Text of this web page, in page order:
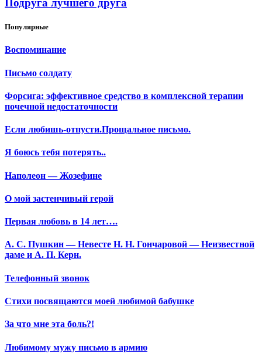
Подруга лучшего друга
Популярные
Воспоминание
Письмо солдату
Форсига: эффективное средство в комплексной терапии
почечной недостаточности
Если любишь-отпусти.Прощальное письмо.
Я боюсь тебя потерять..
Наполеон — Жозефине
О мой застенчивый герой
Первая любовь в 14 лет….
А. С. Пушкин — Невесте Н. Н. Гончаровой — Неизвестной
даме и А. П. Керн.
Телефонный звонок
Стихи посвящаются моей любимой бабушке
За что мне эта боль?!
Любимому мужу письмо в армию